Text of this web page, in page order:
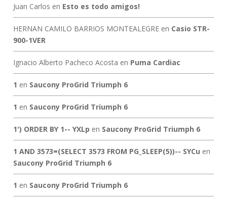
Juan Carlos en Esto es todo amigos!
HERNAN CAMILO BARRIOS MONTEALEGREen Casio STR-
900-1VER
Ignacio Alberto Pacheco Acosta en Puma Cardiac
1 en Saucony ProGrid Triumph 6
1 en Saucony ProGrid Triumph 6
1') ORDER BY 1-- YXLp en Saucony ProGrid Triumph 6
1 AND 3573=(SELECT 3573 FROM PG_SLEEP(5))-- SYCu en
Saucony ProGrid Triumph 6
1 en Saucony ProGrid Triumph 6